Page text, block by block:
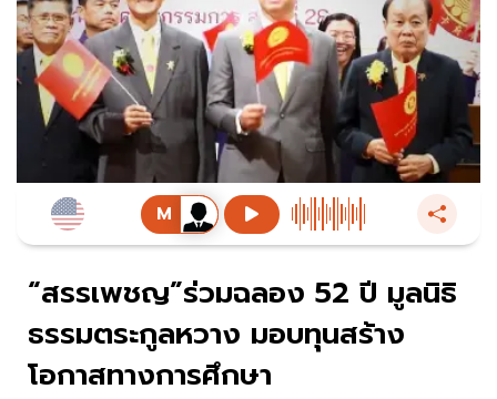
“สรรเพชญ”ร่วมฉลอง 52 ปี มูลนิธิ
ธรรมตระกูลหวาง มอบทุนสร้าง
โอกาสทางการศึกษา